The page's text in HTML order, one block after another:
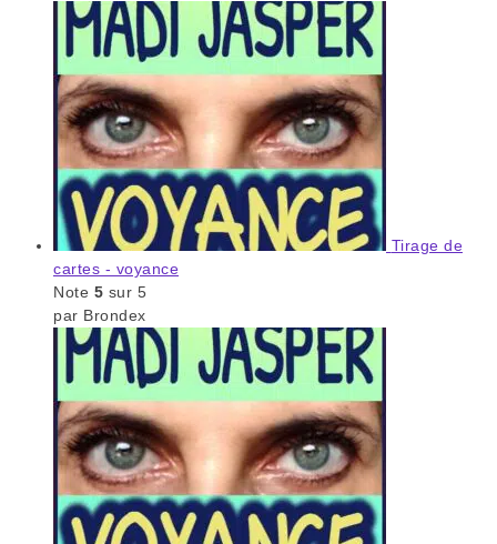
Tirage de
cartes - voyance
Note 5 sur 5
par Brondex